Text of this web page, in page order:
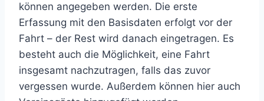
können angegeben werden. Die erste
Erfassung mit den Basisdaten erfolgt vor der
Fahrt – der Rest wird danach eingetragen. Es
besteht auch die Möglichkeit, eine Fahrt
insgesamt nachzutragen, falls das zuvor
vergessen wurde. Außerdem können hier auch